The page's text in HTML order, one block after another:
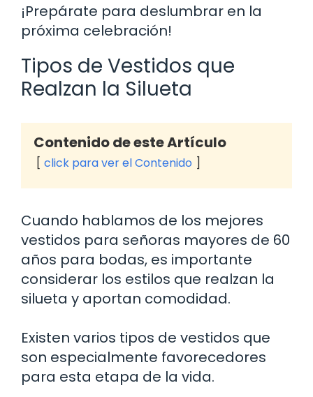
¡Prepárate para deslumbrar en la
próxima celebración!
Tipos de Vestidos que
Realzan la Silueta
Contenido de este Artículo
click para ver el Contenido
Cuando hablamos de los mejores
vestidos para señoras mayores de 60
años para bodas, es importante
considerar los estilos que realzan la
silueta y aportan comodidad.
Existen varios tipos de vestidos que
son especialmente favorecedores
para esta etapa de la vida.